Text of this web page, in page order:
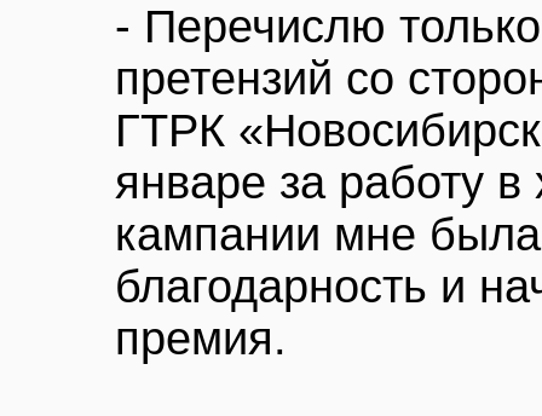
- Перечислю
претензий со
ГТРК
январе за работу
кампании мне
благодарность и
премия.